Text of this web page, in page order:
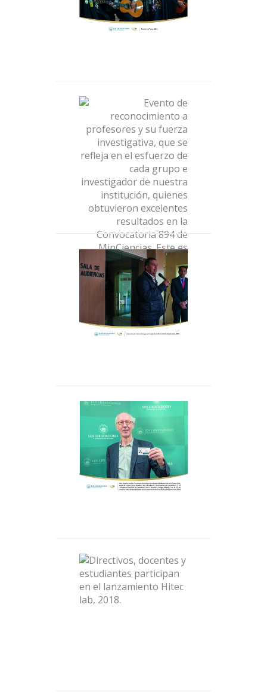
Evento de
reconocimiento a
profesores y su fuerza
investigativa, que se
refleja en el esfuerzo de
cada grupo e
investigador de nuestra
institución, quienes
obtuvieron excelentes
resultados en la
Convocatoria 894 de
MinCiencias. Este es sólo
un paso más en el largo
camino recorrido, vamos
por muchos logros más.
El doctor Linares en la
apertura de la Sala de
audiencias, 2019.
John Howkins recibe el
carné que lo distingue
como miemblo honorable
de la Comunidad luego
de reunirse con
República, Felipe
Buitrago, con el fin de
conversar sobre las
Directivos, docentes y
estudiantes participan
en el lanzamiento Hitec